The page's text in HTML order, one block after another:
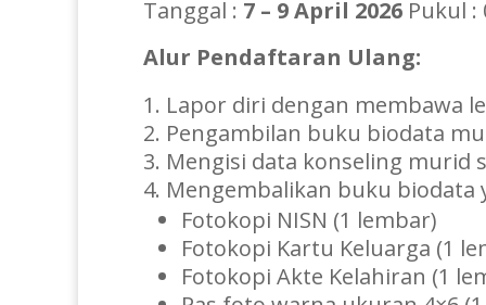
Tanggal : 7 – 9 April 2026 Pukul :
Alur Pendaftaran Ulang:
Lapor diri dengan membawa
Pengambilan buku biodata
Mengisi data konseling murid
Mengembalikan buku
Fotokopi NISN (1 lembar)
Fotokopi Kartu Keluarga (1
Fotokopi Akte Kelahiran (1